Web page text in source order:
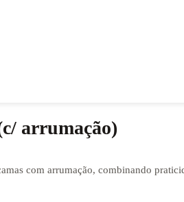
arrumação)
com arrumação, combinando